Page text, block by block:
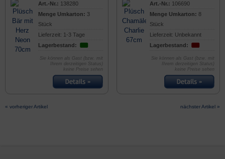
Art.-Nr.: 138280
Menge Umkarton: 3
Stück
Lieferzeit: 1-3 Tage
Lagerbestand:
Sie können als Gast (bzw. mit
Ihrem derzeitigen Status)
keine Preise sehen
Art.-Nr.: 106690
Menge Umkarton: 8
Stück
Lieferzeit: Unbekannt
Lagerbestand:
Sie können als Gast (bzw. mit
Ihrem derzeitigen Status)
keine Preise sehen
« vorheriger Artikel nächster Artikel »